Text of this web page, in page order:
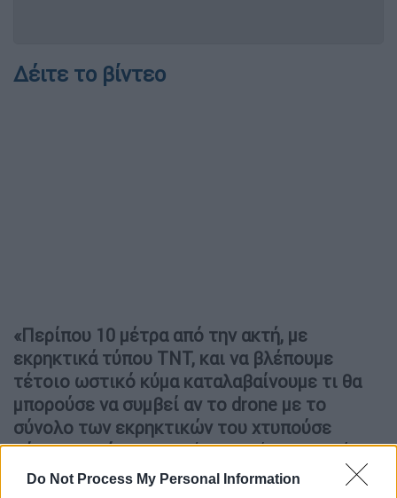
Do Not Process My Personal Information
Δέιτε το βίντεο
«Περίπου 10 μέτρα από την ακτή, με
εκρηκτικά τύπου ΤΝΤ, και να βλέπουμε
τέτοιο ωστικό κύμα καταλαβαίνουμε τι θα
μπορούσε να συμβεί αν το drone με το
σύνολο των εκρηκτικών του χτυπούσε
κάποιον στόχο», αναφέρει ο Νίκος Σπανός,
ναύαρχος ε.α. του Λιμενικού.